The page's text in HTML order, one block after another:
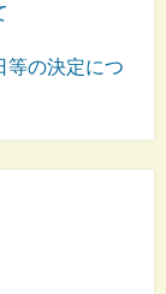
等の決定につ